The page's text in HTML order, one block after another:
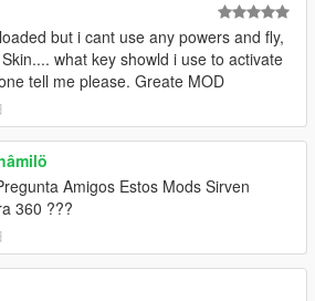
but i cant use any powers and fly,
what key showld i use to activate
tell me please. Greate MOD
Amigos Estos Mods Sirven
360 ???